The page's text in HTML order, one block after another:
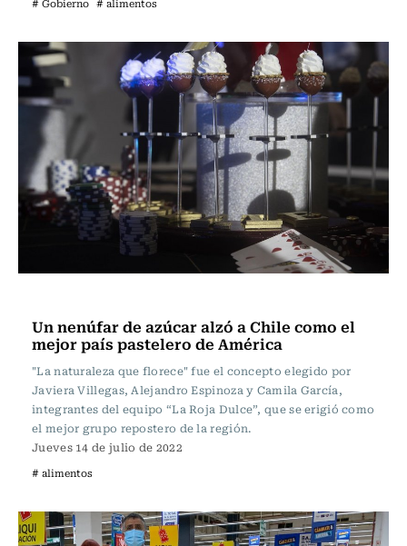
# Gobierno # alimentos
Un nenúfar de azúcar alzó a Chile como el
mejor país pastelero de América
"La naturaleza que florece" fue el concepto elegido por
Javiera Villegas, Alejandro Espinoza y Camila García,
integrantes del equipo “La Roja Dulce”, que se erigió como
el mejor grupo repostero de la región.
Jueves 14 de julio de 2022
# alimentos